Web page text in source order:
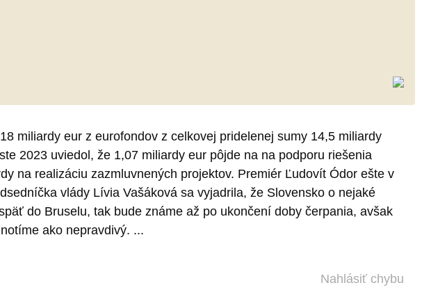
miliardy eur z eurofondov z celkovej pridelenej sumy 14,5 miliardy
2023 uviedol, že 1,07 miliardy eur pôjde na na podporu riešenia
na realizáciu zazmluvnených projektov. Premiér Ľudovít Ódor ešte v
vlády Lívia Vašáková sa vyjadrila, že Slovensko o nejaké
do Bruselu, tak bude známe až po ukončení doby čerpania, avšak
ako nepravdivý. ...
Nahlásiť chybu